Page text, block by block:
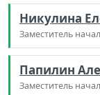
Никулина
Заместитель
Папилин
Заместитель